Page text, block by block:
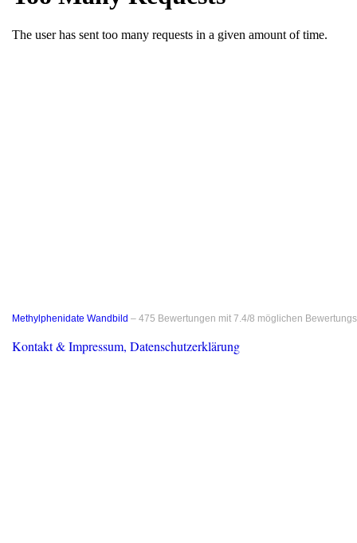
Methylphenidate Wandbild – 475 Bewertungen mit 7.4/8 möglichen
Kontakt & Impressum, Datenschutzerklärung